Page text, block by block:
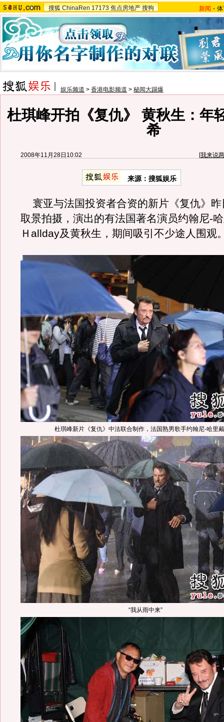
搜狐 ChinaRen 17173 焦点房地产 搜狗 新闻 -
娱乐频道 > 香港电影频道 > 秘闻大踢爆
杜琪峰开拍《复仇》 黄秋生：年
希
2008年11月28日10:02 [我来说
来源：搜狐娱乐
寰亚与法国投资者合资的新片《复仇》昨
取景拍摄，演出的有法国著名演员约翰尼-
Ｈallday及黄秋生，期间吸引不少途人围
杜琪峰新片《复仇》中法联合制作，法国熟男歌手约翰尼-哈里
“我从雨中来”